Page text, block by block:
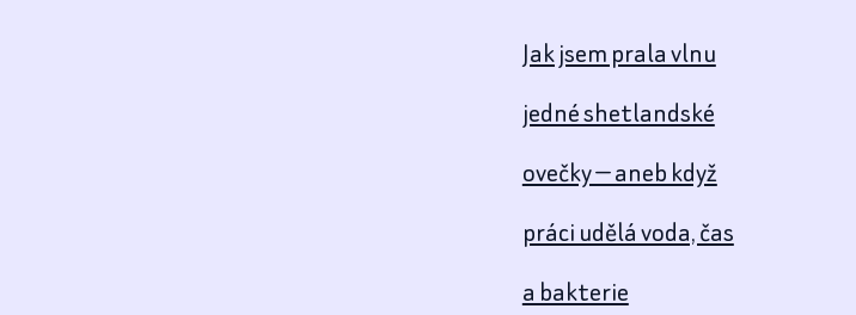
Jak jsem prala vlnu
jedné shetlandské
ovečky — aneb když
práci udělá voda, čas
a bakterie